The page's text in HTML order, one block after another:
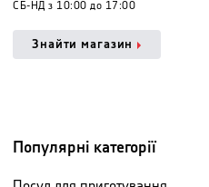
СБ-НД з 10:00 до 17:00
Знайти магазин
Популярні категорії